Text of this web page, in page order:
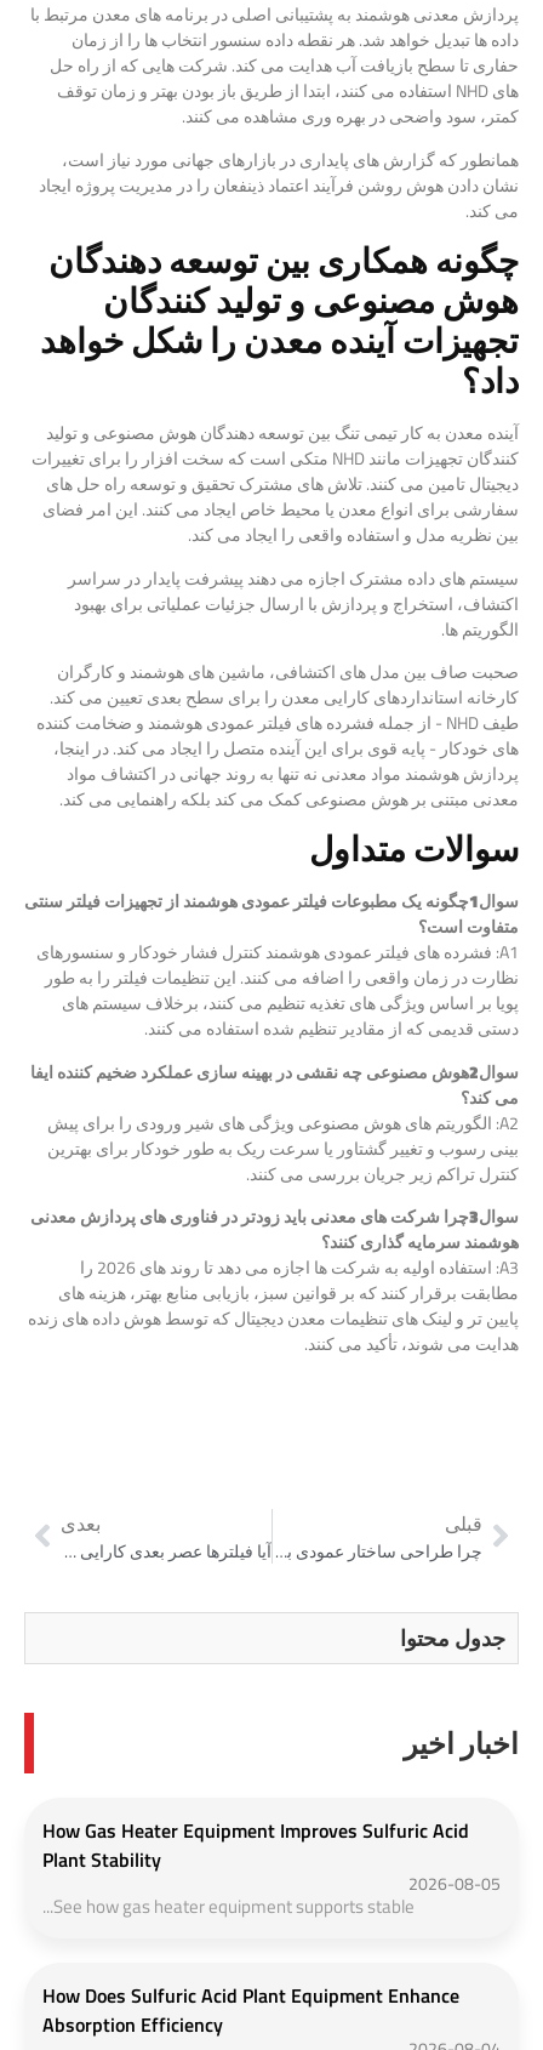
پردازش معدنی هوشمند به پشتیبانی اصلی در برنامه های معدن مرتبط با
داده ها تبدیل خواهد شد. هر نقطه داده سنسور انتخاب ها را از زمان
حفاری تا سطح بازیافت آب هدایت می کند. شرکت هایی که از راه حل
های NHD استفاده می کنند، ابتدا از طریق باز بودن بهتر و زمان توقف
کمتر، سود واضحی در بهره وری مشاهده می کنند.
همانطور که گزارش های پایداری در بازارهای جهانی مورد نیاز است،
نشان دادن هوش روشن فرآیند اعتماد ذینفعان را در مدیریت پروژه ایجاد
می کند.
چگونه همکاری بین توسعه دهندگان
هوش مصنوعی و تولید کنندگان
تجهیزات آینده معدن را شکل خواهد
داد؟
آینده معدن به کار تیمی تنگ بین توسعه دهندگان هوش مصنوعی و تولید
کنندگان تجهیزات مانند NHD متکی است که سخت افزار را برای تغییرات
دیجیتال تامین می کنند. تلاش های مشترک تحقیق و توسعه راه حل های
سفارشی برای انواع معدن یا محیط خاص ایجاد می کنند. این امر فضای
بین نظریه مدل و استفاده واقعی را ایجاد می کند.
سیستم های داده مشترک اجازه می دهند پیشرفت پایدار در سراسر
اکتشاف، استخراج و پردازش با ارسال جزئیات عملیاتی برای بهبود
الگوریتم ها.
صحبت صاف بین مدل های اکتشافی، ماشین های هوشمند و کارگران
کارخانه استانداردهای کارایی معدن را برای سطح بعدی تعیین می کند.
طیف NHD - از جمله فشرده های فیلتر عمودی هوشمند و ضخامت کننده
های خودکار - پایه قوی برای این آینده متصل را ایجاد می کند. در اینجا،
پردازش هوشمند مواد معدنی نه تنها به روند جهانی در اکتشاف مواد
معدنی مبتنی بر هوش مصنوعی کمک می کند بلکه راهنمایی می کند.
سوالات متداول
سوال1چگونه یک مطبوعات فیلتر عمودی هوشمند از تجهیزات فیلتر سنتی
متفاوت است؟
A1: فشرده های فیلتر عمودی هوشمند کنترل فشار خودکار و سنسورهای
نظارت در زمان واقعی را اضافه می کنند. این تنظیمات فیلتر را به طور
پویا بر اساس ویژگی های تغذیه تنظیم می کنند، برخلاف سیستم های
دستی قدیمی که از مقادیر تنظیم شده استفاده می کنند.
سوال2هوش مصنوعی چه نقشی در بهینه سازی عملکرد ضخیم کننده ایفا
می کند؟
A2: الگوریتم های هوش مصنوعی ویژگی های شیر ورودی را برای پیش
بینی رسوب و تغییر گشتاور یا سرعت ریک به طور خودکار برای بهترین
کنترل تراکم زیر جریان بررسی می کنند.
سوال3چرا شرکت های معدنی باید زودتر در فناوری های پردازش معدنی
هوشمند سرمایه گذاری کنند؟
A3: استفاده اولیه به شرکت ها اجازه می دهد تا روند های 2026 را
مطابقت برقرار کنند که بر قوانین سبز، بازیابی منابع بهتر، هزینه های
پایین تر و لینک های تنظیمات معدن دیجیتال که توسط هوش داده های زنده
هدایت می شوند، تأکید می کنند.
قبلی
چرا طراحی ساختار عمودی بر بازار مطبوعات فیلتر 2026 تسلط دارد
بعدی
آیا فیلترها عصر بعدی کارایی پردازش آلومینا را تعریف می کنند؟
جدول محتوا
اخبار اخیر
How Gas Heater Equipment Improves Sulfuric Acid
Plant Stability
2026-08-05
See how gas heater equipment supports stable...
How Does Sulfuric Acid Plant Equipment Enhance
Absorption Efficiency